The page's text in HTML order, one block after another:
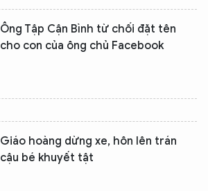
Ông Tập Cận Bình từ chối đặt tên
cho con của ông chủ Facebook
Giáo hoàng dừng xe, hôn lên trán
cậu bé khuyết tật